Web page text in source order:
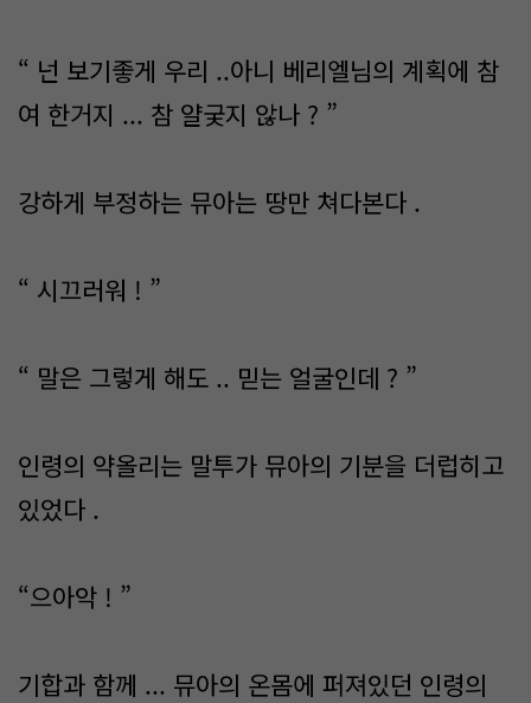
“ 넌 보기좋게 우리 ..아니 베리엘님의 계획에 참
여 한거지 ... 참 얄궂지 않나 ? ”
강하게 부정하는 뮤아는 땅만 쳐다본다 .
“ 시끄러워 ! ”
“ 말은 그렇게 해도 .. 믿는 얼굴인데 ? ”
인령의 약올리는 말투가 뮤아의 기분을 더럽히고
있었다 .
“으아악 ! ”
기합과 함께 ... 뮤아의 온몸에 퍼져있던 인령의